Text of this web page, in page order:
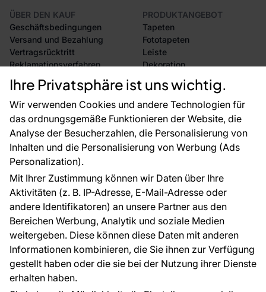
Ihre Privatsphäre ist uns wichtig.
Wir verwenden Cookies und andere Technologien für
das ordnungsgemäße Funktionieren der Website, die
Analyse der Besucherzahlen, die Personalisierung von
Inhalten und die Personalisierung von Werbung (Ads
Personalization).
Mit Ihrer Zustimmung können wir Daten über Ihre
Aktivitäten (z. B. IP-Adresse, E-Mail-Adresse oder
andere Identifikatoren) an unsere Partner aus den
Bereichen Werbung, Analytik und soziale Medien
weitergeben. Diese können diese Daten mit anderen
Informationen kombinieren, die Sie ihnen zur Verfügung
gestellt haben oder die sie bei der Nutzung ihrer Dienste
erhalten haben.
ÜBER DEN KAUF
Geschäftsbedingungen
Versand und Bezahlung
Vertragsrücktritt
Reklamationsverfahren
Rücksendung von Waren
CE-Zertifizierung
Großhandel
Raumvisualisierung
PRODUKTANGEBOT
Tapeten
Fototapeten
Leiste
Dekoration
Selbstklebende Folien
Zubehör
Tapetenmuster
FÜR SIE
Blog
EU-Projekte
Ratschläge und Tipps
FAQ
ÜBER DAS UNTERNEHMEN
Kontakt
Haben Sie Fragen? Wir helfen Ihnen gerne weiter
und beraten Sie persönlich.